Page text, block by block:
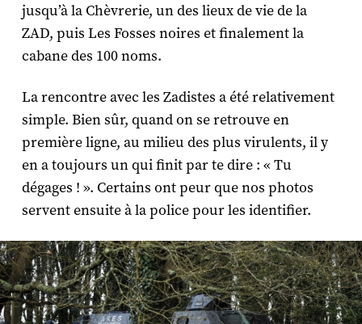
jusqu’à la Chèvrerie, un des lieux de vie de la
ZAD, puis Les Fosses noires et finalement la
cabane des 100 noms.
La rencontre avec les Zadistes a été relativement
simple. Bien sûr, quand on se retrouve en
première ligne, au milieu des plus virulents, il y
en a toujours un qui finit par te dire : « Tu
dégages ! ». Certains ont peur que nos photos
servent ensuite à la police pour les identifier.